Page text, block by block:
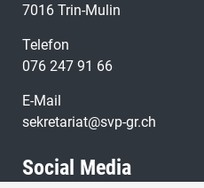
7016 Trin-Mulin
Telefon
076 247 91 66
E-Mail
sekretariat@svp-gr.ch
Social Media